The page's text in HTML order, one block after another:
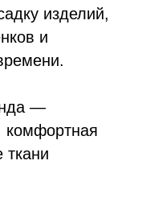
изделий,
и
—
комфортная
ткани